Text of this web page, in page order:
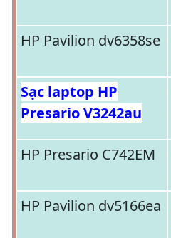
HP Pavilion dv6358se
Sạc laptop HP
Presario V3242au
HP Presario C742EM
HP Pavilion dv5166ea